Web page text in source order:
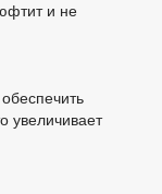
и не
увеличивает